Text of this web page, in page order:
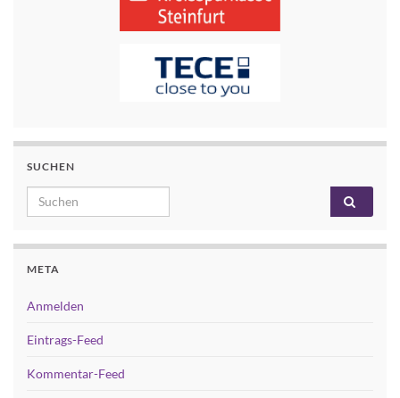
SUCHEN
Search for:
META
Anmelden
Eintrags-Feed
Kommentar-Feed